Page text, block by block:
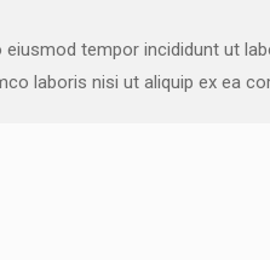
tempor incididunt ut
laboris nisi ut aliquip ex ea